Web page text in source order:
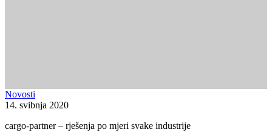
Novosti
14. svibnja 2020
cargo-partner – rješenja po mjeri svake industrije